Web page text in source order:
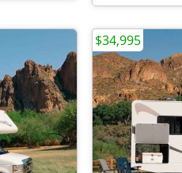
$34,995